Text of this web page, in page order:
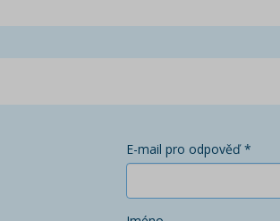
E-mail pro odpověď *